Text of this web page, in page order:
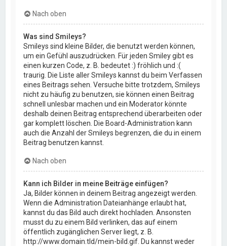
Nach oben
Was sind Smileys?
Smileys sind kleine Bilder, die benutzt werden können,
um ein Gefühl auszudrücken. Für jeden Smiley gibt es
einen kurzen Code, z. B. bedeutet :) fröhlich und :(
traurig. Die Liste aller Smileys kannst du beim Verfassen
eines Beitrags sehen. Versuche bitte trotzdem, Smileys
nicht zu häufig zu benutzen, sie können einen Beitrag
schnell unlesbar machen und ein Moderator könnte
deshalb deinen Beitrag entsprechend überarbeiten oder
gar komplett löschen. Die Board-Administration kann
auch die Anzahl der Smileys begrenzen, die du in einem
Beitrag benutzen kannst.
Nach oben
Kann ich Bilder in meine Beiträge einfügen?
Ja, Bilder können in deinem Beitrag angezeigt werden.
Wenn die Administration Dateianhänge erlaubt hat,
kannst du das Bild auch direkt hochladen. Ansonsten
musst du zu einem Bild verlinken, das auf einem
öffentlich zugänglichen Server liegt, z. B.
http://www.domain.tld/mein-bild.gif. Du kannst weder